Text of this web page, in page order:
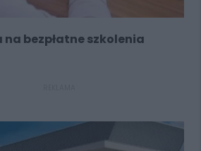
bezpłatne szkolenia